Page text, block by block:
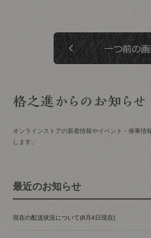
オンラインストアの新着情報やイベント・催事情
します。
最近のお知らせ
現在の配送状況について(8月4日現在)